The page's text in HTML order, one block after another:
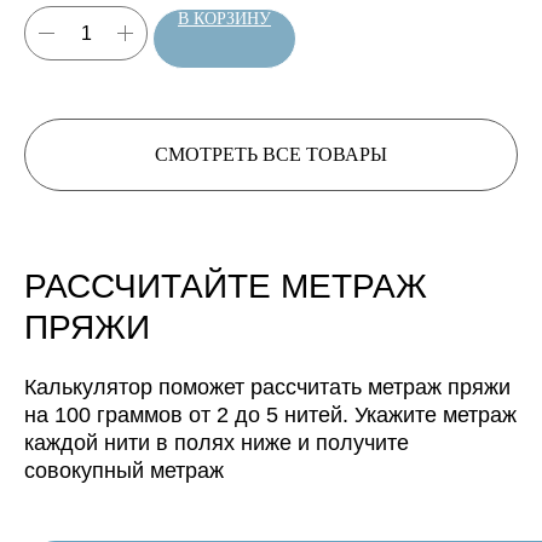
В КОРЗИНУ
СМОТРЕТЬ ВСЕ ТОВАРЫ
РАССЧИТАЙТЕ МЕТРАЖ
ПРЯЖИ
Калькулятор поможет рассчитать метраж пряжи
на 100 граммов от 2 до 5 нитей. Укажите метраж
каждой нити в полях ниже и получите
совокупный метраж
будет иметь метраж:
Нить, собранная из 4 нитей
будет иметь метраж: